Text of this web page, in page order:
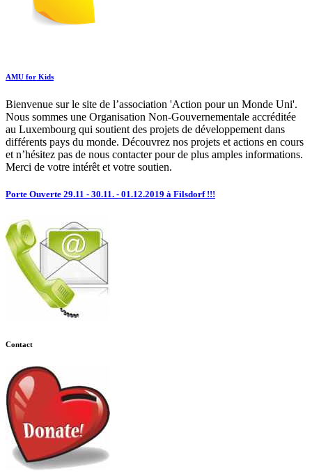
AMU for Kids
Bienvenue sur le site de l’association 'Action pour un Monde Uni'.
Nous sommes une Organisation Non-Gouvernementale accréditée
au Luxembourg qui soutient des projets de développement dans
différents pays du monde. Découvrez nos projets et actions en cours
et n’hésitez pas de nous contacter pour de plus amples informations.
Merci de votre intérêt et votre soutien.
Porte Ouverte 29.11 - 30.11. - 01.12.2019 à Filsdorf !!!
Contact